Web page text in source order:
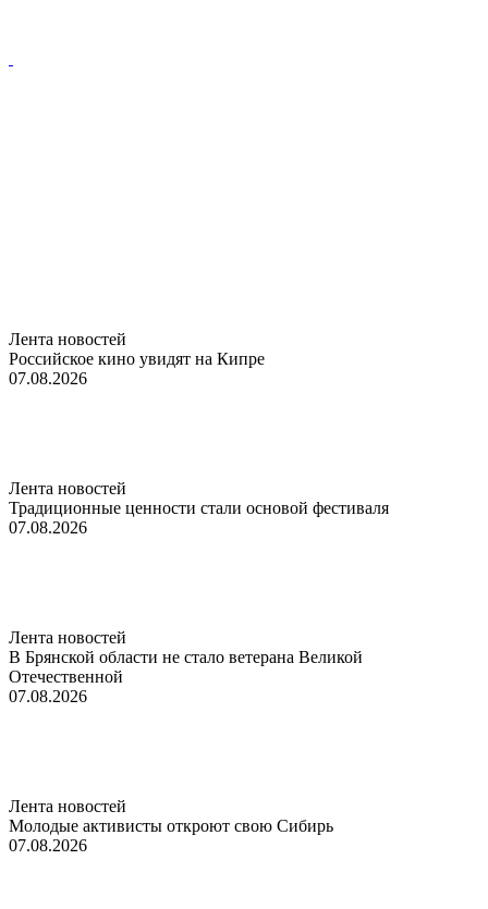
Лента новостей
Российское кино увидят на Кипре
07.08.2026
Лента новостей
Традиционные ценности стали основой фестиваля
07.08.2026
Лента новостей
В Брянской области не стало ветерана Великой
Отечественной
07.08.2026
Лента новостей
Молодые активисты откроют свою Сибирь
07.08.2026